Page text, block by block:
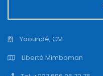
Yaoundé, CM
Liberté Mimboman